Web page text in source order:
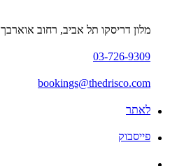
מלון דריסקו תל אביב, רחוב אוארבך 6, תל אביב-יפו
03-726-9309
bookings@thedrisco.com
לאתר
פייסבוק